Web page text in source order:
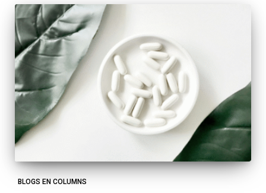
BLOGS EN COLUMNS